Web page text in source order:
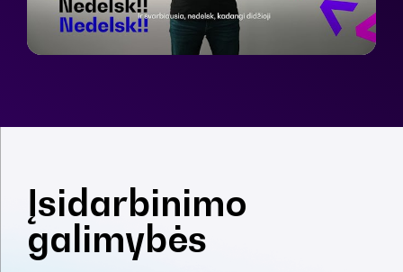
Įsidarbinimo
galimybės